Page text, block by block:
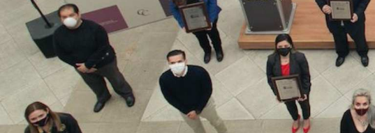
I+D+IEXPERTOS
SALUD
SUSTENTABILIDAD